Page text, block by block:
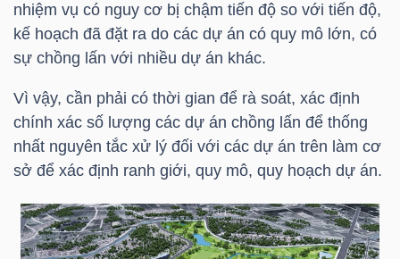
nhiệm vụ có nguy cơ bị chậm tiến độ so với tiến độ,
kế hoạch đã đặt ra do các dự án có quy mô lớn, có
sự chồng lấn với nhiều dự án khác.
Vì vậy, cần phải có thời gian để rà soát, xác định
chính xác số lượng các dự án chồng lấn để thống
nhất nguyên tắc xử lý đối với các dự án trên làm cơ
sở để xác định ranh giới, quy mô, quy hoạch dự án.
ĐÔNG
DƯƠNG
TÀI
CHÍNH
CÁ